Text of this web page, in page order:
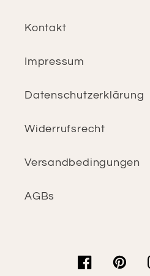
Kontakt
Impressum
Datenschutzerklärung
Widerrufsrecht
Versandbedingungen
AGBs
Facebook